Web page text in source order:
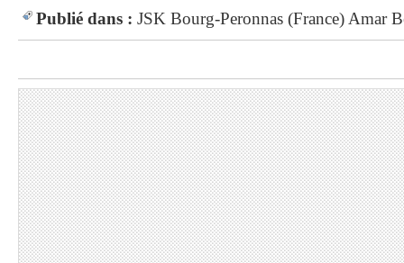
Publié dans : JSK Bourg-Peronnas (France) Amar